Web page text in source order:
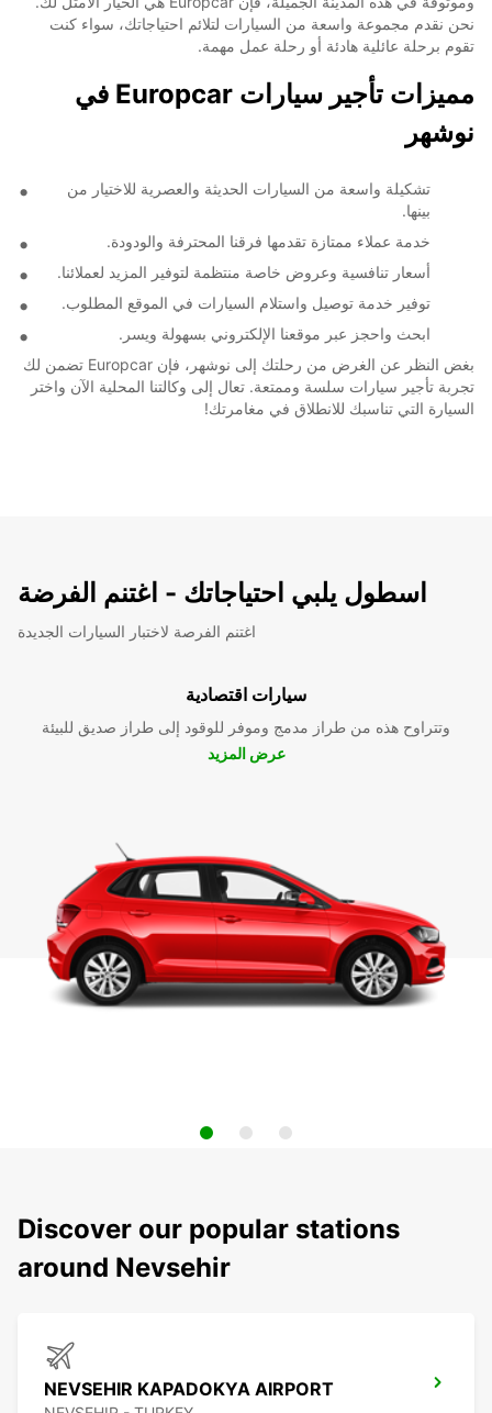
نحن نقدم مجموعة واسعة من السيارات لتلائم احتياجاتك، سواء كنت
تقوم برحلة عائلية هادئة أو رحلة عمل مهمة.
مميزات تأجير سيارات Europcar في
نوشهر
تشكيلة واسعة من السيارات الحديثة والعصرية للاختيار من
بينها.
خدمة عملاء ممتازة تقدمها فرقنا المحترفة والودودة.
أسعار تنافسية وعروض خاصة منتظمة لتوفير المزيد لعملائنا.
توفير خدمة توصيل واستلام السيارات في الموقع المطلوب.
ابحث واحجز عبر موقعنا الإلكتروني بسهولة ويسر.
بغض النظر عن الغرض من رحلتك إلى نوشهر، فإن Europcar تضمن لك
تجربة تأجير سيارات سلسة وممتعة. تعال إلى وكالتنا المحلية الآن واختر
السيارة التي تناسبك للانطلاق في مغامرتك!
اسطول يلبي احتياجاتك - اغتنم الفرضة
اغتنم الفرصة لاختبار السيارات الجديدة
سيارات اقتصادية
وتتراوح هذه من طراز مدمج وموفر للوقود إلى طراز صديق للبيئة
عرض المزيد
Discover our popular stations
around Nevsehir
NEVSEHIR KAPADOKYA AIRPORT